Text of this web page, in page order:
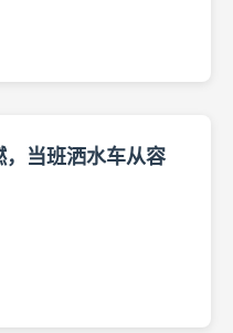
当班洒水车从容